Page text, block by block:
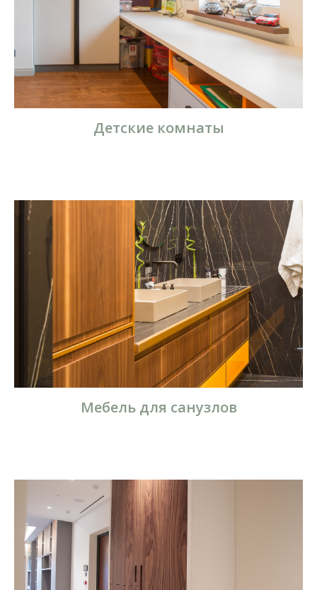
Детские комнаты
Мебель для санузлов